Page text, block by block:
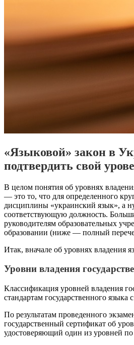
«Языковой» закон в
подтвердить свой
В целом понятия об уровнях
— это то, что для определенного
дисциплины «украинский язык», а
соответствующую должность.
руководителям образовательных
образовании (ниже — полный
Итак, вначале об уровнях владения
Уровни владения
Классификация уровней владения
стандартам государственного
По результатам проведенного
государственный сертификат об
удостоверяющий один из уровней по